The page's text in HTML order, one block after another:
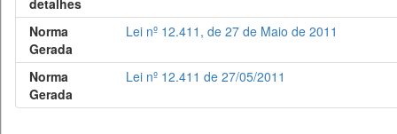
detalhes
Norma
Gerada
Lei nº 12.411, de 27 de Maio de 2011
Norma
Gerada
Lei nº 12.411 de 27/05/2011